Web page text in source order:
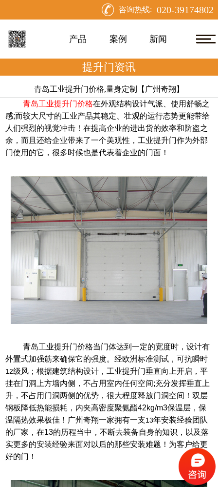
咨询热线: 020-39174802
产品 案例 新闻
提升门资讯
青岛工业提升门价格,量身定制【广州奇翔】
青岛工业提升门价格在外观结构设计气派、使用舒畅之
感;而较大尺寸的工业产品其稳定、壮观的运行态势更能带给
人们强烈的视觉冲击！在提高企业的进出货的效率和防盗之
余，而且还给企业带来了一个美观性，工业提升门作为外部
门使用的它，很多时候也是代表着企业的门面！
青岛工业提升门价格当门体达到一定的宽度时，设计有
外置式加强筋来确保它的强度。经欧洲标准测试，可抗瞬时
12级风；根据建筑结构设计，工业提升门垂直向上开启，平
挂在门洞上方墙内侧，不占用室内任何空间;充分发挥垂直上
升，不占用门洞两侧的优势，很大程度释放门洞空间！双层
钢板降低热能损耗，内夹高密度聚氨酯42kg/m3保温层，保
温隔热效果极佳！ 广州奇翔一家拥有一支13年安装经验团队
的厂家，在13的历程当中，不断去装备自身的知识，以及落
实更多的安装经验来面对以后的那些安装难题！为客户给更
好的门！